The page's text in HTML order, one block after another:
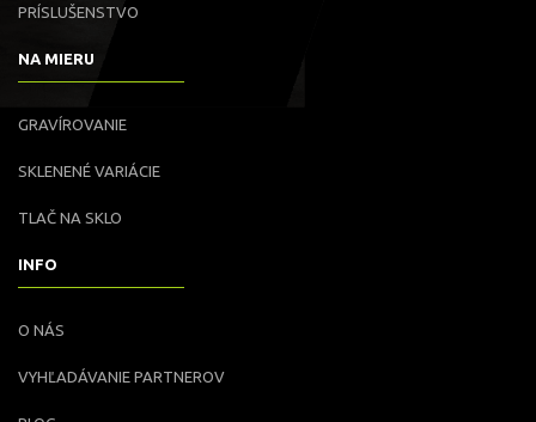
PRÍSLUŠENSTVO
NA MIERU
GRAVÍROVANIE
SKLENENÉ VARIÁCIE
TLAČ NA SKLO
INFO
O NÁS
VYHĽADÁVANIE PARTNEROV